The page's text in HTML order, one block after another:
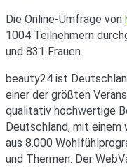
Die Online-Umfrage von
1004 Teilnehmern
und 831 Frauen.
beauty24 ist
einer der größten
qualitativ hochwertige
Deutschland, mit
aus 8.000
und Thermen. Der